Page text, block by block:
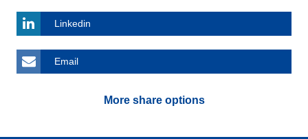
Linkedin
Email
More share options